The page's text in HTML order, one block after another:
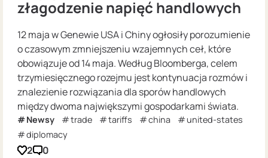
złagodzenie napięć handlowych
12 maja w Genewie USA i Chiny ogłosiły porozumienie
o czasowym zmniejszeniu wzajemnych ceł, które
obowiązuje od 14 maja. Według Bloomberga, celem
trzymiesięcznego rozejmu jest kontynuacja rozmów i
znalezienie rozwiązania dla sporów handlowych
między dwoma największymi gospodarkami świata.
Newsy trade tariffs china
united-states
diplomacy
2 0